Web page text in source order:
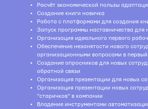
Расчёт экономической пользы
Создание книги новичка
Работа с платформами для создания
Запуск программы наставничества для
Организация идеального первого
Обеспечение незанятости нового
организационными вопросами в
Создание опросников для новых
обратной связи
Организация презентации для новых
Организация презентации новых
"старичков" в компании
Владение инструментами